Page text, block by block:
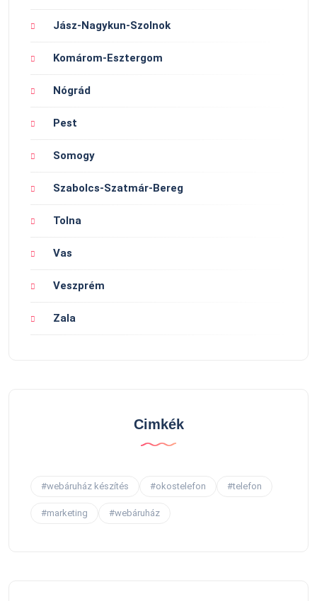
Jász-Nagykun-Szolnok
Komárom-Esztergom
Nógrád
Pest
Somogy
Szabolcs-Szatmár-Bereg
Tolna
Vas
Veszprém
Zala
Cimkék
#webáruház készítés #okostelefon #telefon
#marketing #webáruház